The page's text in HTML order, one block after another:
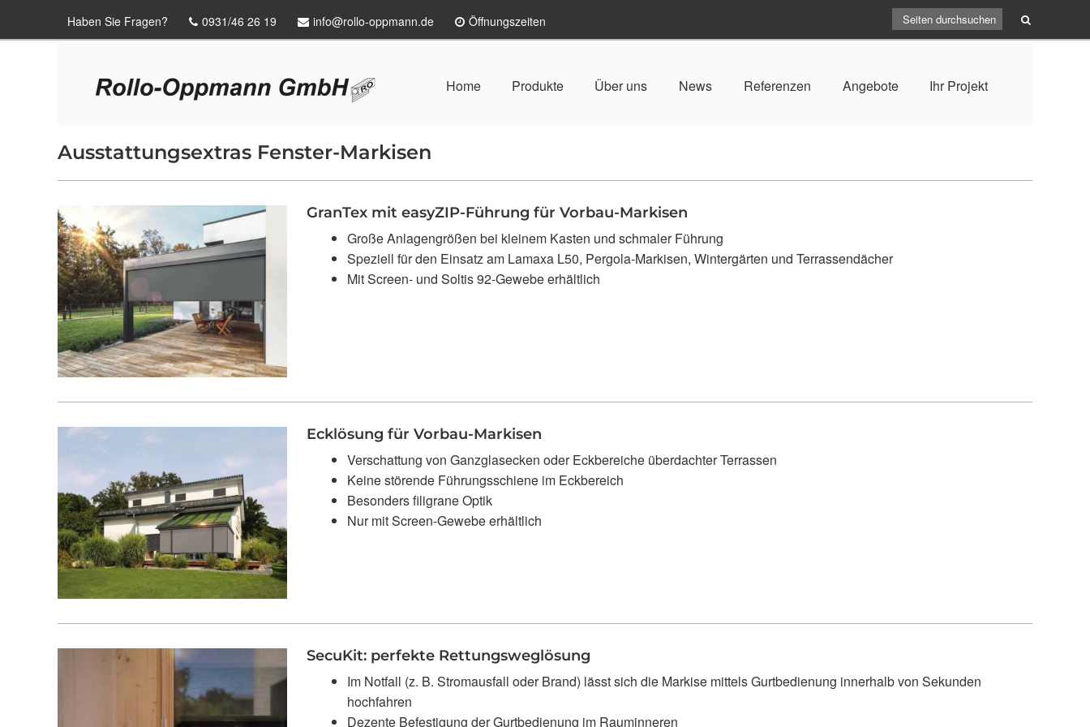
Haben Sie Fragen? 0931/46 26 19 info@rollo-oppmann.de Öffnungszeiten
Home Produkte Über uns News Referenzen Angebote Ihr Projekt
Ausstattungsextras Fenster-Markisen
GranTex mit easyZIP-Führung für Vorbau-Markisen
Große Anlagengrößen bei kleinem Kasten und schmaler Führung
Speziell für den Einsatz am Lamaxa L50, Pergola-Markisen, Wintergärten und Terrassendächer
Mit Screen- und Soltis 92-Gewebe erhältlich
Ecklösung für Vorbau-Markisen
Verschattung von Ganzglasecken oder Eckbereiche überdachter Terrassen
Keine störende Führungsschiene im Eckbereich
Besonders filigrane Optik
Nur mit Screen-Gewebe erhältlich
SecuKit: perfekte Rettungsweglösung
Im Notfall (z. B. Stromausfall oder Brand) lässt sich die Markise mittels Gurtbedienung innerhalb von Sekunden
hochfahren
Dezente Befestigung der Gurtbedienung im Rauminneren